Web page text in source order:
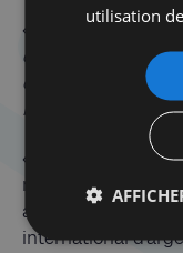
« Le Prophète a dit :
quarante jours. Un
comme un mois,
reste, égal à nos
« Et la Bible décrit
même processus
apogée avec un
international
utilisation